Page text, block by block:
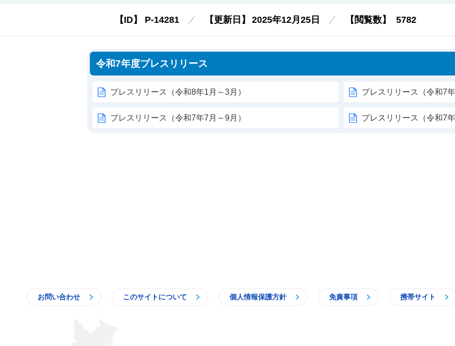
【ID】 P-14281 【更新日】 2025年12月25日 【閲覧数】 5782
令和7年度プレスリリース
プレスリリース（令和8年1月～3月） プレスリリース（令和7
プレスリリース（令和7年7月～9月） プレスリリース（令和7
お問い合わせ このサイトについて 個人情報保護方針 免責事項 携帯サイト